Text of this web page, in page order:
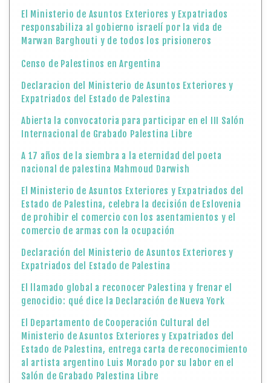
El Ministerio de Asuntos Exteriores y Expatriados
responsabiliza al gobierno israelí por la vida de
Marwan Barghouti y de todos los prisioneros
Censo de Palestinos en Argentina
Declaracion del Ministerio de Asuntos Exteriores y
Expatriados del Estado de Palestina
Abierta la convocatoria para participar en el III Salón
Internacional de Grabado Palestina Libre
A 17 años de la siembra a la eternidad del poeta
nacional de palestina Mahmoud Darwish
El Ministerio de Asuntos Exteriores y Expatriados del
Estado de Palestina, celebra la decisión de Eslovenia
de prohibir el comercio con los asentamientos y el
comercio de armas con la ocupación
Declaración del Ministerio de Asuntos Exteriores y
Expatriados del Estado de Palestina
El llamado global a reconocer Palestina y frenar el
genocidio: qué dice la Declaración de Nueva York
El Departamento de Cooperación Cultural del
Ministerio de Asuntos Exteriores y Expatriados del
Estado de Palestina, entrega carta de reconocimiento
al artista argentino Luis Morado por su labor en el
Salón de Grabado Palestina Libre